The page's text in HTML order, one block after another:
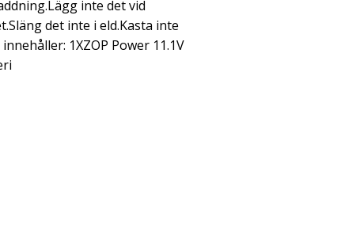
inte det vid
det inte i eld.Kasta inte
1XZOP Power 11.1V